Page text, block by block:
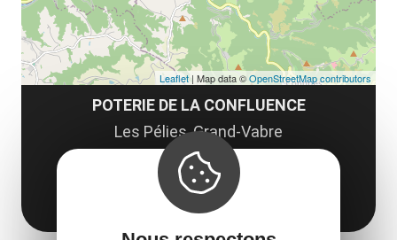
POTERIE DE LA CONFLUENCE
Les Pélies, Grand-Vabre
12320 Conques-en-Rouergue
Obtenir l'itinéraire
Leaflet | Map data ©OpenStreetMap contributors